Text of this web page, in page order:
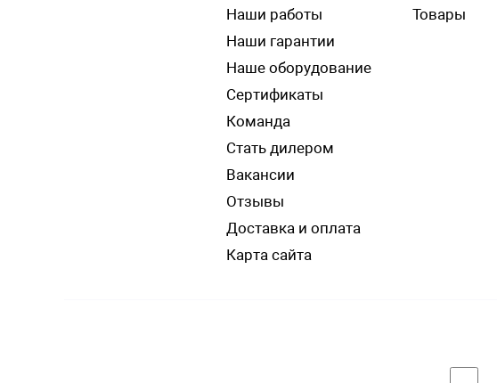
Наши работы
Наши гарантии
Наше оборудование
Сертификаты
Команда
Стать дилером
Вакансии
Отзывы
Доставка и оплата
Карта сайта
Товары